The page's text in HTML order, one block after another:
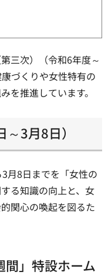
三次）（令和6年度～
づくりや女性特有の
を推進しています。
3月8日）
月8日までを「女性の
る知識の向上と、女
関心の喚起を図るた
」特設ホーム